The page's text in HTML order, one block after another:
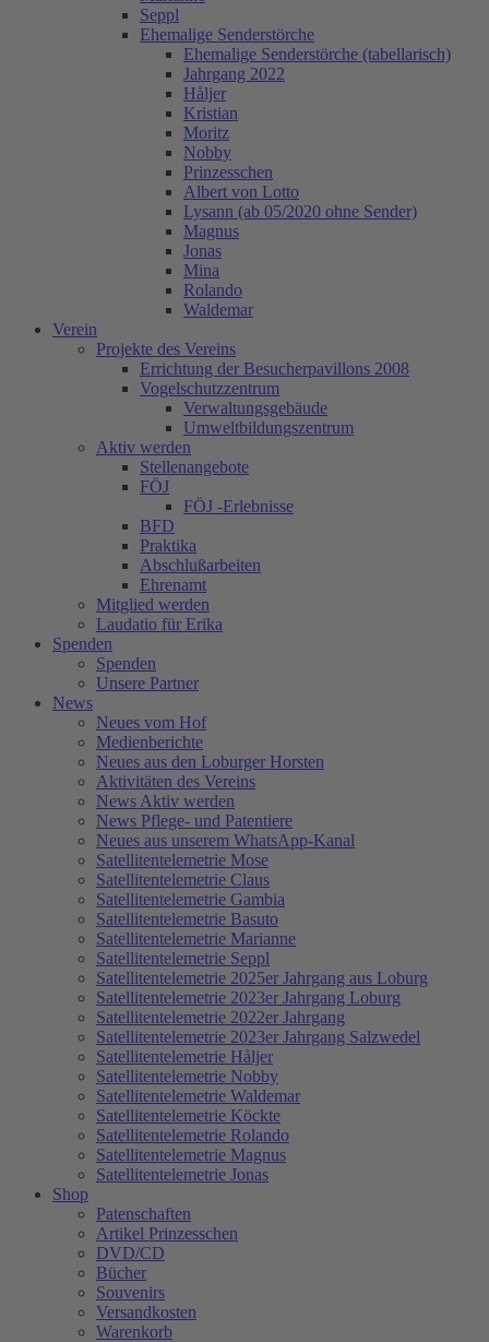
Seppl
Ehemalige Senderstörche
Ehemalige Senderstörche (tabellarisch)
Jahrgang 2022
Håljer
Kristian
Moritz
Nobby
Prinzesschen
Albert von Lotto
Lysann (ab 05/2020 ohne Sender)
Magnus
Jonas
Mina
Rolando
Waldemar
Verein
Projekte des Vereins
Errichtung der Besucherpavillons 2008
Vogelschutzzentrum
Verwaltungsgebäude
Umweltbildungszentrum
Aktiv werden
Stellenangebote
FÖJ
FÖJ -Erlebnisse
BFD
Praktika
Abschlußarbeiten
Ehrenamt
Mitglied werden
Laudatio für Erika
Spenden
Spenden
Unsere Partner
News
Neues vom Hof
Medienberichte
Neues aus den Loburger Horsten
Aktivitäten des Vereins
News Aktiv werden
News Pflege- und Patentiere
Neues aus unserem WhatsApp-Kanal
Satellitentelemetrie Mose
Satellitentelemetrie Claus
Satellitentelemetrie Gambia
Satellitentelemetrie Basuto
Satellitentelemetrie Marianne
Satellitentelemetrie Seppl
Satellitentelemetrie 2025er Jahrgang aus Loburg
Satellitentelemetrie 2023er Jahrgang Loburg
Satellitentelemetrie 2022er Jahrgang
Satellitentelemetrie 2023er Jahrgang Salzwedel
Satellitentelemetrie Håljer
Satellitentelemetrie Nobby
Satellitentelemetrie Waldemar
Satellitentelemetrie Köckte
Satellitentelemetrie Rolando
Satellitentelemetrie Magnus
Satellitentelemetrie Jonas
Shop
Patenschaften
Artikel Prinzesschen
DVD/CD
Bücher
Souvenirs
Versandkosten
Warenkorb